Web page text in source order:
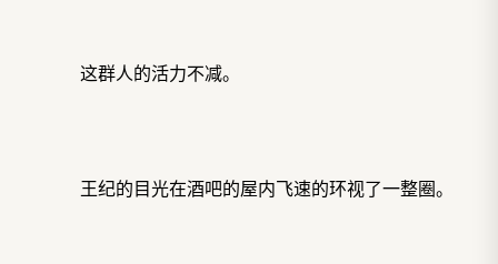
这群人的活力不减。
王纪的目光在酒吧的屋内飞速的环视了一整圈。